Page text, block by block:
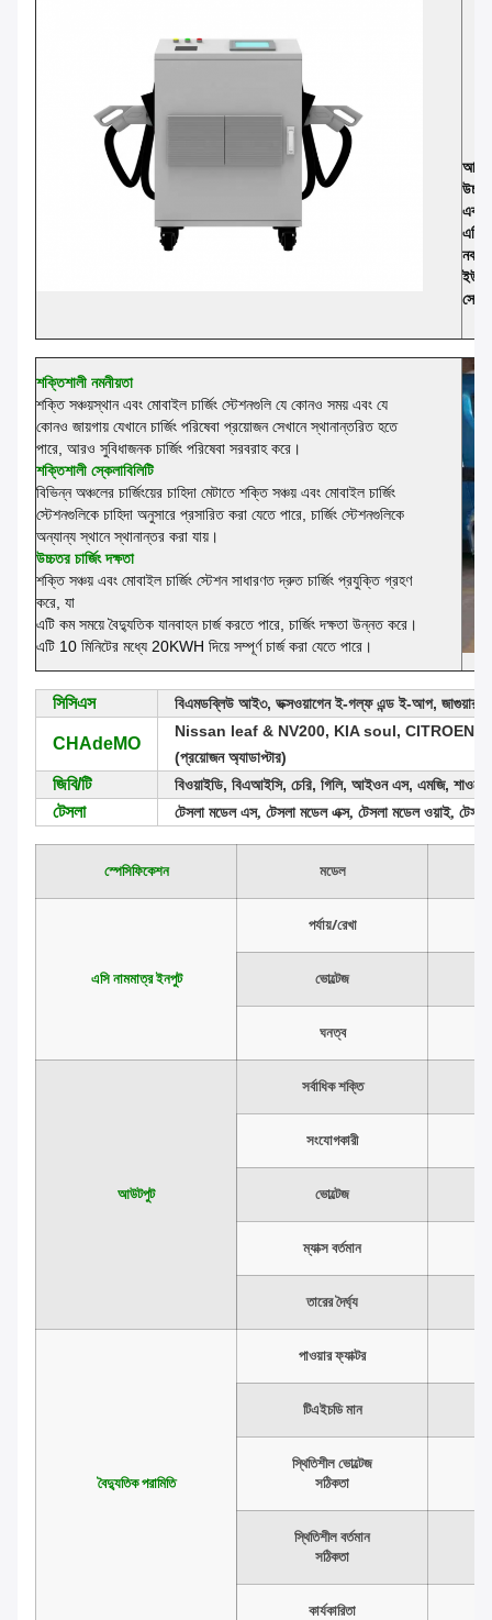
আমরা
উচ্চ-
এবং
এটি
শক্তিশালী নমনীয়তা
শক্তি সঞ্চয়স্থান এবং মোবাইল চার্জিং স্টেশনগুলি যে কোনও সময় এবং যে
কোনও জায়গায় যেখানে চার্জিং পরিষেবা প্রয়োজন সেখানে স্থানান্তরিত হতে
পারে, আরও সুবিধাজনক চার্জিং পরিষেবা সরবরাহ করে।
শক্তিশালী স্কেলাবিলিটি
বিভিন্ন অঞ্চলের চার্জিংয়ের চাহিদা মেটাতে শক্তি সঞ্চয় এবং মোবাইল চার্জিং
স্টেশনগুলিকে চাহিদা অনুসারে প্রসারিত করা যেতে পারে, চার্জিং স্টেশনগুলিকে
অন্যান্য স্থানে স্থানান্তর করা যায়।
উচ্চতর চার্জিং দক্ষতা
শক্তি সঞ্চয় এবং মোবাইল চার্জিং স্টেশন সাধারণত দ্রুত চার্জিং প্রযুক্তি গ্রহণ
করে, যা
এটি কম সময়ে বৈদ্যুতিক যানবাহন চার্জ করতে পারে, চার্জিং দক্ষতা উন্নত করে।
এটি 10 মিনিটের মধ্যে 20KWH দিয়ে সম্পূর্ণ চার্জ করা যেতে পারে।
সিসিএস বিএমডব্লিউ আই৩, ভক্সওয়াগেন ই-গল্ফ এন্ড ই-আপ, জাগুয়ার
CHAdeMO
Nissan leaf & NV200, KIA soul, CITROEN
(প্রয়োজন অ্যাডাপ্টার)
জিবি/টি বিওয়াইডি, বিএআইসি, চেরি, গিলি, আইওন এস, এমজি,
টেসলা টেসলা মডেল এস, টেসলা মডেল এক্স, টেসলা মডেল ওয়াই,
স্পেসিফিকেশন মডেল
এসি নামমাত্র ইনপুট
পর্যায়/রেখা
ভোল্টেজ
ঘনত্ব
আউটপুট
সর্বাধিক শক্তি
সংযোগকারী
ভোল্টেজ
ম্যাক্স বর্তমান
তারের দৈর্ঘ্য
বৈদ্যুতিক পরামিতি
পাওয়ার ফ্যাক্টর
টিএইচডি মান
স্থিতিশীল ভোল্টেজ
সঠিকতা
স্থিতিশীল বর্তমান
সঠিকতা
কার্যকারিতা